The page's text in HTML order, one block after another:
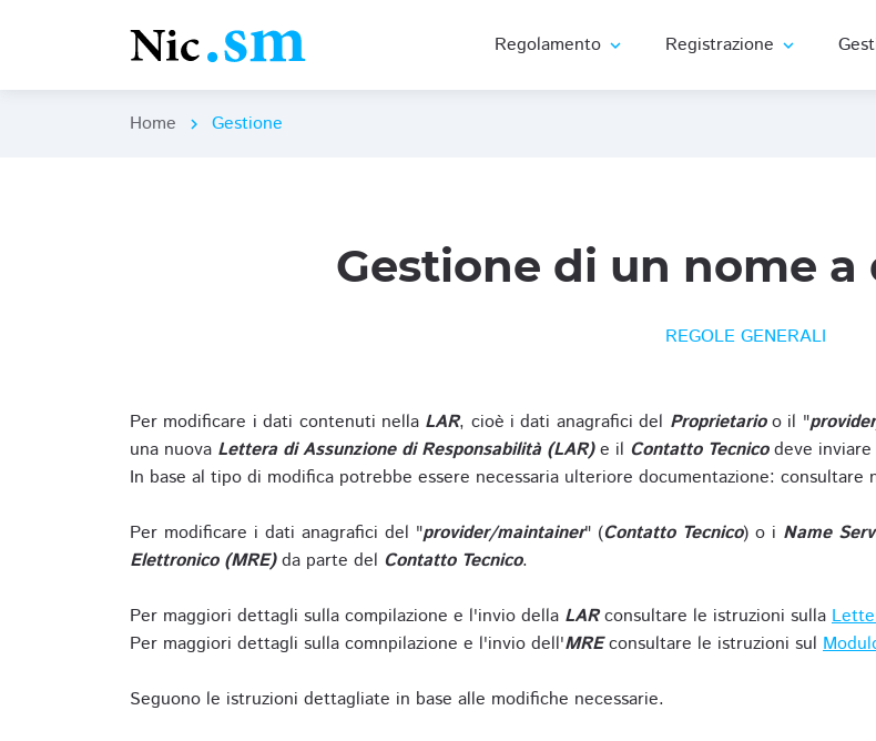
Regolamento expand_more Registrazione expand_more
Home chevron_right Gestione
Gestione di un nome
REGOLE GENERALI
Per modificare i dati contenuti nella LAR, cioè i dati anagrafici del Proprietarioo il "
una nuova Lettera di Assunzione di Responsabilità (LAR)e il Contatto Tecnicodeve inviare
In base al tipo di modifica potrebbe essere necessaria ulteriore documentazione:
Per modificare i dati anagrafici del "provider/maintainer" (Contatto Tecnico) o i Name
Elettronico (MRE)da parte del Contatto Tecnico.
Per maggiori dettagli sulla compilazione e l'invio della LARconsultare le istruzioni sulla
Per maggiori dettagli sulla comnpilazione e l'invio dell'MREconsultare le istruzioni sul
Seguono le istruzioni dettagliate in base alle modifiche necessarie.